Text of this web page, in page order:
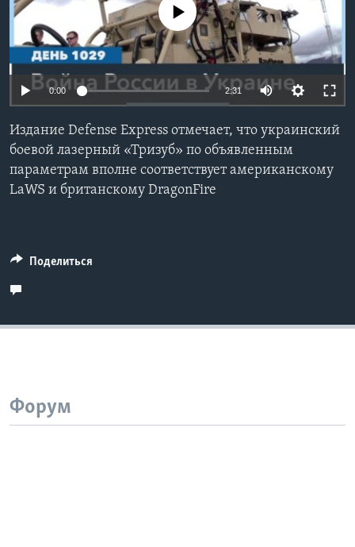
Learning English
СОЦИАЛЬНЫЕ СЕТИ
Языки
No media source currently available
0:00 2:31
Издание Defense Express отмечает, что украинский
боевой лазерный «Тризуб» по объявленным
параметрам вполне соответствует американскому
LaWS и британскому DragonFire
Поделиться
Форум